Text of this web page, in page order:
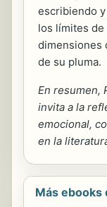
escribiendo
los límites de
dimensiones
de su pluma.
En resumen,
invita a la
emocional,
en la
Más ebooks